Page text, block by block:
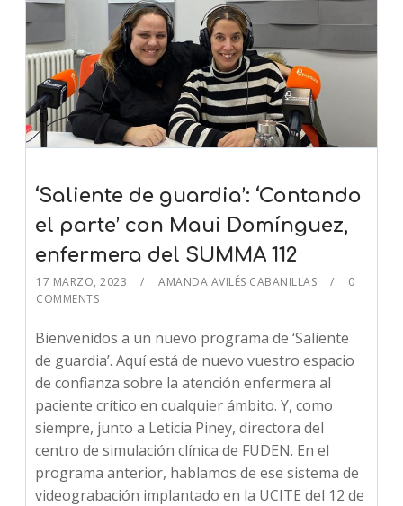
‘Saliente de guardia’: ‘Contando
el parte’ con Maui Domínguez,
enfermera del SUMMA 112
17 MARZO, 2023 AMANDA AVILÉS CABANILLAS
0
COMMENTS
Bienvenidos a un nuevo programa de ‘Saliente
de guardia’. Aquí está de nuevo vuestro espacio
de confianza sobre la atención enfermera al
paciente crítico en cualquier ámbito. Y, como
siempre, junto a Leticia Piney, directora del
centro de simulación clínica de FUDEN. En el
programa anterior, hablamos de ese sistema de
videograbación implantado en la UCITE del 12 de